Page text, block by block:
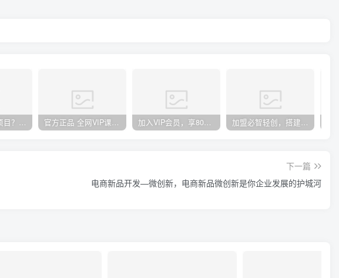
你还在到处找项目？还在当韭菜？我却靠卖项目一个月赚5万，曾经我也和你一样懵懂。 官方正品 全网VIP课程 无损下载~ 加入VIP会员，享80%的推广提成，免费学习多种网上创业课程，菜鸟秒变大神！ 加盟必智轻创，搭建同款知识付费资源网站，实现长期稳定被动收入~
下一篇
电商新品开发—微创新，电商新品微创新是你企业发展的护城河